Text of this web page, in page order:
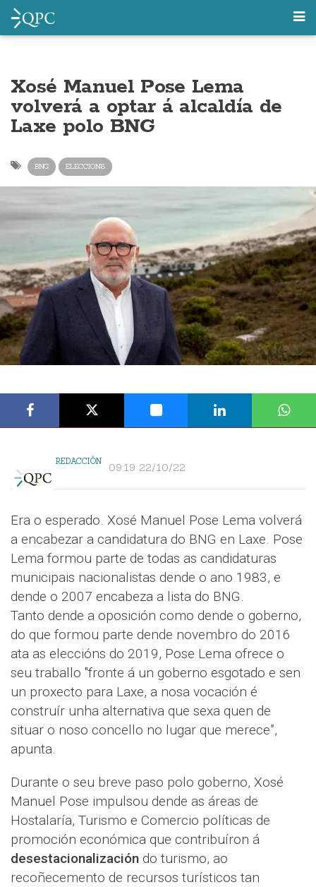
Xosé Manuel Pose Lema
volverá a optar á alcaldía de
Laxe polo BNG
BNG ELECCIONS
REDACCIÓN 09:19 22/10/22
Era o esperado. Xosé Manuel Pose Lema volverá
a encabezar a candidatura do BNG en Laxe. Pose
Lema formou parte de todas as candidaturas
municipais nacionalistas dende o ano 1983, e
dende o 2007 encabeza a lista do BNG.
Tanto dende a oposición como dende o goberno,
do que formou parte dende novembro do 2016
ata as eleccións do 2019, Pose Lema ofrece o
seu traballo "fronte á un goberno esgotado e sen
un proxecto para Laxe, a nosa vocación é
construír unha alternativa que sexa quen de
situar o noso concello no lugar que merece”,
apunta.
Durante o seu breve paso polo goberno, Xosé
Manuel Pose impulsou dende as áreas de
Hostalaría, Turismo e Comercio políticas de
promoción económica que contribuíron á
desestacionalización do turismo, ao
recoñecemento de recursos turísticos tan